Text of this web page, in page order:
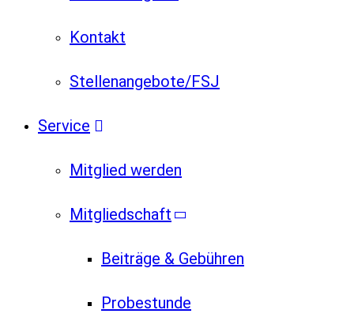
Kontakt
Stellenangebote/FSJ
Service
Mitglied werden
Mitgliedschaft
Beiträge & Gebühren
Probestunde